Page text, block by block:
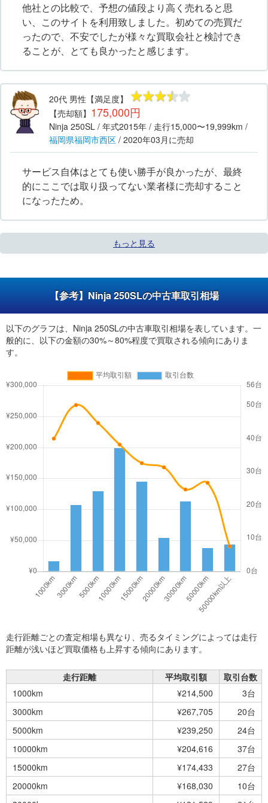
他社との比較で、予想の値段より高く売れると思
い、このサイトを利用致しました。初めての売買だ
ったので、不安でしたが様々な買取会社と検討でき
ることが、とても良かったと感じます。
20代 男性 【満足度】
【売却額】 175,000円
Ninja 250SL / 年式2015年 / 走行15,000〜19,999km /
福岡県福岡市西区 / 2020年03月 に売却
サービス自体はとても使い勝手が良かったが、最終
的にここでは取り扱ってない業者様に売却すること
になったため。
もっと見る
【参考】Ninja 250SLの中古車取引相場
以下のグラフは、Ninja 250SLの中古車取引相場を表しています。一
般的に、以下の金額の30%～80%程度で買取される傾向にありま
す。
走行距離ごとの査定相場も異なり、売るタイミングによっては走行
距離が浅いほど買取価格も上昇する傾向にあります。
走行距離 平均取引額
取引台数
1000km
¥214,500
3台
3000km
¥267,705
20台
5000km
¥239,250
24台
10000km
¥204,616
37台
15000km
¥174,433
27台
20000km
¥168,030
10台